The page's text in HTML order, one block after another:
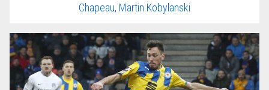
Chapeau, Martin Kobylanski